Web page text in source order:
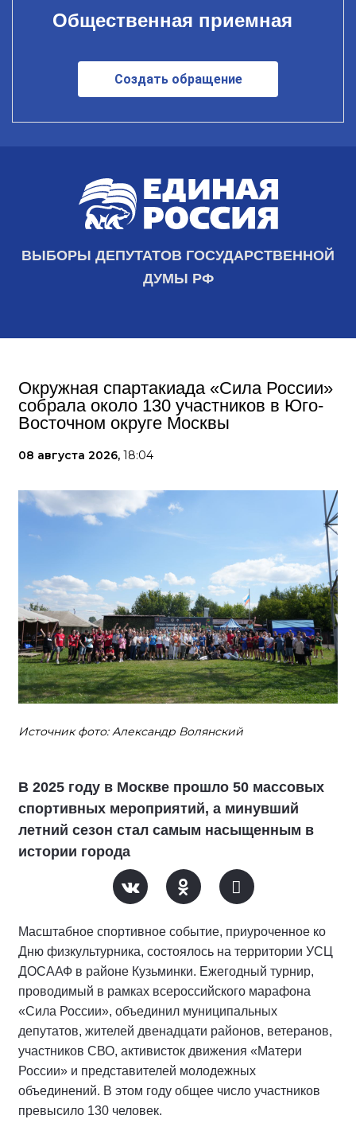
Общественная приемная
Создать обращение
ВЫБОРЫ ДЕПУТАТОВ ГОСУДАРСТВЕННОЙ
ДУМЫ РФ
Окружная спартакиада «Сила России»
собрала около 130 участников в Юго-
Восточном округе Москвы
08 августа 2026, 18:04
Источник фото: Александр Волянский
В 2025 году в Москве прошло 50 массовых
спортивных мероприятий, а минувший
летний сезон стал самым насыщенным в
истории города
Масштабное спортивное событие, приуроченное ко
Дню физкультурника, состоялось на территории УСЦ
ДОСААФ в районе Кузьминки. Ежегодный турнир,
проводимый в рамках всероссийского марафона
«Сила России», объединил муниципальных
депутатов, жителей двенадцати районов, ветеранов,
участников СВО, активисток движения «Матери
России» и представителей молодежных
объединений. В этом году общее число участников
превысило 130 человек.